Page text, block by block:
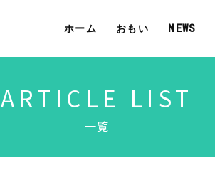
ホーム おもい NEWS
ARTICLE LIST
一覧